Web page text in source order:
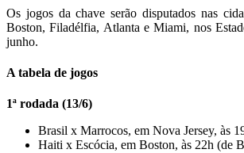
Os jogos da chave serão disputados nas
Boston, Filadélfia, Atlanta e Miami, nos
junho.
A tabela de jogos
1ª rodada (13/6)
Brasil x Marrocos, em Nova Jersey, às
Haiti x Escócia, em Boston, às 22h (de